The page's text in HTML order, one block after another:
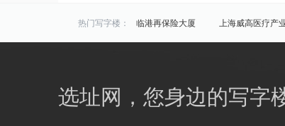
热门写字楼： 临港再保险大厦 上海威高医疗产
海洋科技广场
半岛科技园
商圈写字楼： 浦江 周浦 新桥镇 颛桥
前滩
金桥 上南地区/后滩
选址网，您身边的写字